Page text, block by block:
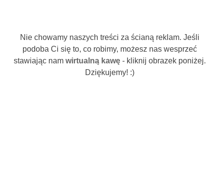
Nie chowamy naszych treści za ścianą reklam. Jeśli
podoba Ci się to, co robimy, możesz nas wesprzeć
stawiając nam wirtualną kawę- kliknij obrazek poniżej.
Dziękujemy! :)